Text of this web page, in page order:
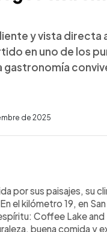
y vista directa
en uno de los
gastronomía
de 2025
Ruta Panorámica,
paisaje y
como el primer
de El Salvador, con
por sus paisajes, su
el kilómetro 19, en
Coffee Lake
buena comida y